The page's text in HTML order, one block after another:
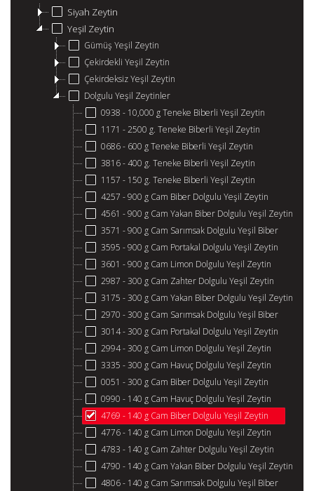
Siyah Zeytin
Yeşil Zeytin
Gümüş Yeşil Zeytin
Çekirdekli Yeşil Zeytin
Çekirdeksiz Yeşil Zeytin
Dolgulu Yeşil Zeytinler
0938 - 10,000 g Teneke Biberli Yeşil Zeytin
1171 - 2500 g. Teneke Biberli Yeşil Zeytin
0686 - 600 g Teneke Biberli Yeşil Zeytin
3816 - 400 g. Teneke Biberli Yeşil Zeytin
1157 - 150 g. Teneke Biberli Yeşil Zeytin
4257 - 900 g Cam Biber Dolgulu Yeşil Zeytin
4561 - 900 g Cam Yakan Biber Dolgulu Yeşil Zeytin
3571 - 900 g Cam Sarımsak Dolgulu Yeşil Biber
3595 - 900 g Cam Portakal Dolgulu Yeşil Zeytin
3601 - 900 g Cam Limon Dolgulu Yeşil Zeytin
2987 - 300 g Cam Zahter Dolgulu Yeşil Zeytin
3175 - 300 g Cam Yakan Biber Dolgulu Yeşil Zeytin
2970 - 300 g Cam Sarımsak Dolgulu Yeşil Biber
3014 - 300 g Cam Portakal Dolgulu Yeşil Zeytin
2994 - 300 g Cam Limon Dolgulu Yeşil Zeytin
3335 - 300 g Cam Havuç Dolgulu Yeşil Zeytin
0051 - 300 g Cam Biber Dolgulu Yeşil Zeytin
0990 - 140 g Cam Havuç Dolgulu Yeşil Zeytin
4769 - 140 g Cam Biber Dolgulu Yeşil Zeytin
4776 - 140 g Cam Limon Dolgulu Yeşil Zeytin
4783 - 140 g Cam Zahter Dolgulu Yeşil Zeytin
4790 - 140 g Cam Yakan Biber Dolgulu Yeşil Zeytin
4806 - 140 g Cam Sarımsak Dolgulu Yeşil Biber